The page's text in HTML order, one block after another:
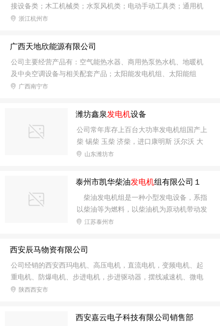
斯发电机组系列|2.发电机并机柜、双电源AT
接设备类；木工机械类；水泵风机类；电动手动工具类；通用机
械类； 电器电线类等， 兼营机械设备的出租和维修.生产经营规模
奏和优良的售后服务。
浙江杭州市
广西天地欣能源有限公司
公司主要经营产品有：空气能热水器、商用热泵热水机、地暖机
及中央空调设备与相关配套产品；太阳能发电机组、太阳能组
件，太阳能灯、太阳能电池、储能电池、储能电柜等产品销售；
工程设计与研发、施工和安装服务。广西天地欣能源有限公司积
极与国内外知名能源企业建立战略合作关系，专业成为知名能源
品牌的营运管理商。现与江苏天舒电器有限公司建立战略合作关
系，成为天舒空气能热水器产品广西区总运营管理商，携手运营
广西区域空气能市场。
广西南宁市
潍坊鑫泉发电机设备
公司常年库存上百台大功率发电机组国产上
柴 锡柴 玉柴 济柴，进口康明斯 沃尔沃 大
宇 帕金斯 奔驰 三菱等名优柴油发电机组以
需求。 公司下设销售部、租赁部、维修
部、售后服务部等多个部门，设备齐全.技
术力量雄厚拥有一支经验丰富高素质的员工
队伍，广泛服务于公路 铁路 化工 航海 酒店
油田 市政工程 水利建设等多个领域。
山东潍坊市
泰州市凯华柴油发电机组有限公司１
柴油发电机组是一种小型发电设备，系指
以柴油等为燃料，以柴油机为原动机带动发
电机发电的动力机械。柴油发电机组一般由
控制用蓄电瓶、保护装置、应急柜等部件组
成。整体可以固定在基础上，定位使用，亦
可装在拖车上，供移动使用。 柴油发电机
组属非连续运行发电设备，若连续运行超过
积小、灵活、轻便、配套齐全，便于操作和
江苏泰州市
西安辰马物资有限公司
公司经销的西安西玛电机、高压电机，直流电机，变频电机、起
重电机、防爆电机、步进电机，步进驱动器，摆线减速机、微电
机、单相电机、发电机、风机风扇.电机配件，手 动液压叉车等等
重电机、防爆电机、步进电机，步进驱动器，摆线减速机、微电
机、单相电机、发电机、风机风扇.电机配件，手 动液压叉车等等
陕西西安市
西安嘉云电子科技有限公司销售部